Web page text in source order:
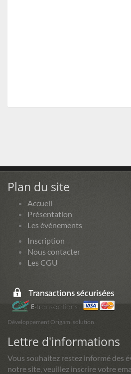
Plan du site
Accueil
Présentation
Les événements
Inscription
Nous contacter
Les CGU
Développement Origami solution
Lettre d'informations
Vous souhaitez restez informé des
notre site, veuillez inscrire votre